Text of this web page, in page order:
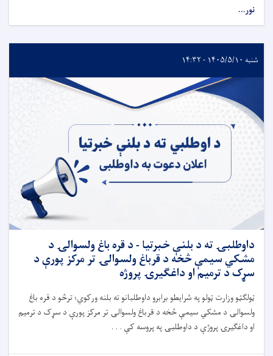
نور...
شنبه ۱۴۰۵/۵/۱۰ - ۱۴:۳۲
داوطلبۍ ته د بلنې خبرتیا - د قره ‌باغ ولسوالۍ د
مشکي سیمې څخه د قرباغ ولسوالۍ تر مرکز پورې د
سړک د ترمیم او داغګیرۍ پروژه
ټولګټو وزارت ټولو په شرایطو برابرو داوطلبانو ته بلنه ورکوي؛ ترڅود قره ‌باغ
ولسوالۍ د مشکي سیمې څخه د قرباغ ولسوالۍ تر مرکز پورې د سړک د ترمیم
او داغګیرۍپروژې د داوطلبۍ په پروسه کې . . .